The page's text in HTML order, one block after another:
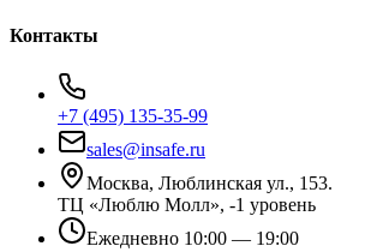
Контакты
+7 (495) 135-35-99
sales@insafe.ru
Москва, Люблинская ул., 153.
ТЦ «Люблю Молл», -1 уровень
Ежедневно 10:00 — 19:00